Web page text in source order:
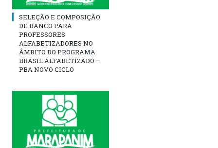
SELEÇÃO E COMPOSIÇÃO
DE BANCO PARA
PROFESSORES
ALFABETIZADORES NO
ÂMBITO DO PROGRAMA
BRASIL ALFABETIZADO –
PBA NOVO CICLO